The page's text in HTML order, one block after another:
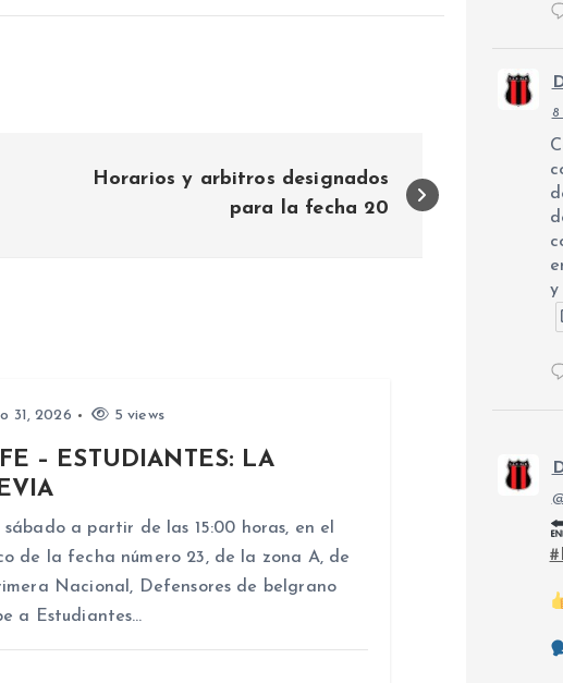
Horarios y arbitros designados
para la fecha 20
31, 2026 5 views
– ESTUDIANTES: LA
sábado a partir de las 15:00 horas, en el
de la fecha número 23, de la zona A, de
Nacional, Defensores de belgrano
a Estudiantes…
8
y